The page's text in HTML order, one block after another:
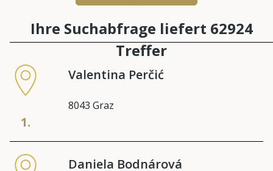
Ihre Suchabfrage liefert 62924
Treffer
1.
Valentina Perčić
8043 Graz
Daniela Bodnárová